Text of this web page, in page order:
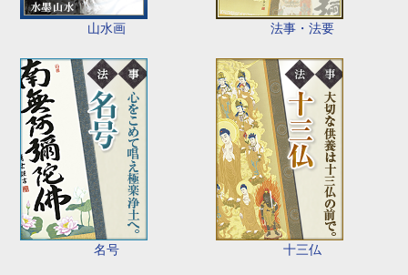
山水画 法事・法要
名号 十三仏